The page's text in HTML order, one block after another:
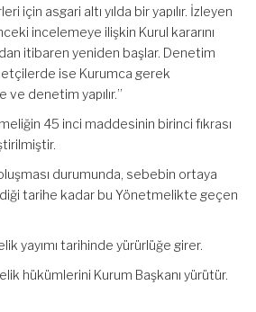
için asgari altı yılda bir yapılır. İzleyen
incelemeye ilişkin Kurul kararını
itibaren yeniden başlar. Denetim
ise Kurumca gerek
denetim yapılır.”
45 inci maddesinin birinci fıkrası
durumunda, sebebin ortaya
tarihe kadar bu Yönetmelikte geçen
yayımı tarihinde yürürlüğe girer.
hükümlerini Kurum Başkanı yürütür.